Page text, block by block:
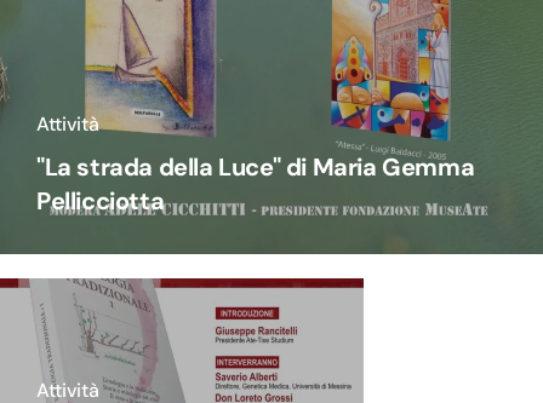
Attività
"La strada della Luce" di Maria Gemma
Pellicciotta
Attività